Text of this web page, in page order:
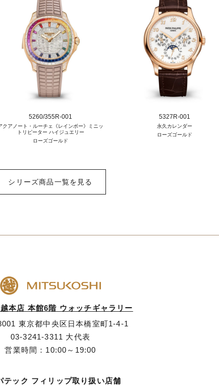
5260/355R-001
クアノート・ルーチェ《レインボー》ミニッ
トリピーター ハイジュエリー
ローズゴールド
5327R-001
永久カレンダー
ローズゴールド
シリーズ商品一覧を見る
越本店 本館6階 ウォッチギャラリー
東京都中央区日本橋室町1-4-1
03-3241-3311 大代表
営業時間：10:00～19:00
テック フィリップ取り扱い店舗